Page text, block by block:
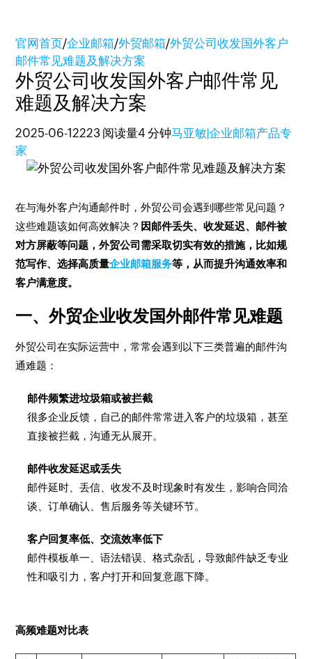
官网首页/企业邮箱/外贸邮箱/外贸公司收发国外客户
邮件常见难题及解决方案
外贸公司收发国外客户邮件常见
难题及解决方案
2025-06-12223 阅读量4 分钟马亚敏|企业邮箱产品专
家
在与海外客户沟通邮件时，外贸公司会遇到哪些常见问题？
这些难题该如何高效解决？ 因邮件丢失、收发延迟、邮件被
对方屏蔽等问题，外贸公司需采取切实有效的措施，比如规
范写作、选择高质量企业邮箱服务等，从而提升沟通效率和
客户满意度。
一、外贸企业收发国外邮件常见难题
外贸公司在实际运营中，常常会遇到以下三类普遍的邮件沟
通难题：
邮件频繁进垃圾箱或被拦截
很多企业反馈，自己的邮件常常进入客户的垃圾箱，甚至
直接被拦截，沟通无从展开。
邮件收发延迟或丢失
邮件延时、丢信、收发不及时现象时有发生，影响合同洽
谈、订单确认、售后服务等关键环节。
客户回复率低、交流效率低下
邮件模板单一、语法错误、格式杂乱，导致邮件缺乏专业
性和吸引力，客户打开和回复意愿下降。
高频难题对比表